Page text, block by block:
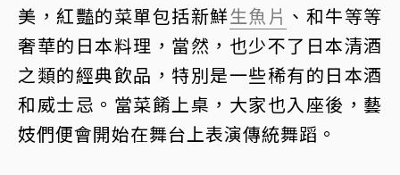
美，紅豔的菜單包括新鮮生魚片 、和牛等等
奢華的日本料理，當然，也少不了日本清酒
之類的經典飲品，特別是一些稀有的日本酒
和威士忌。當菜餚上桌，大家也入座後，藝
妓們便會開始在舞台上表演傳統舞蹈。